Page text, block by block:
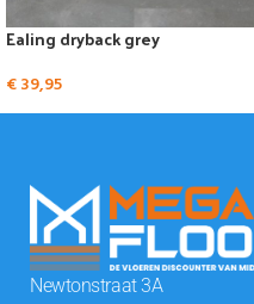
Ealing dryback grey
€39,95
Newtonstraat 3A